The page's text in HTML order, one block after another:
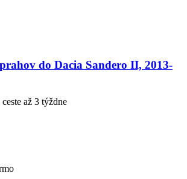
do Dacia Sandero II, 2013-
až 3 týždne